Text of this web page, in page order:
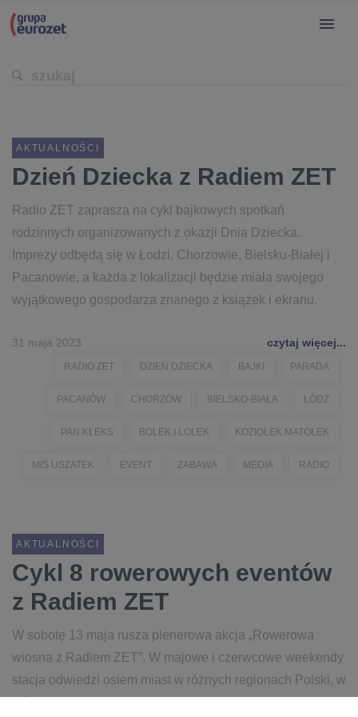
AKTUALNOŚCI
Dzień Dziecka z Radiem ZET
Radio ZET zaprasza na cykl bajkowych spotkań
rodzinnych organizowanych z okazji Dnia Dziecka.
Imprezy odbędą się w Łodzi, Chorzowie, Bielsku-Białej i
Pacanowie, a każda z lokalizacji będzie miała swojego
wyjątkowego gospodarza znanego z książek i ekranu.
31 maja 2023 czytaj więcej...
RADIO ZET DZIEŃ DZIECKA BAJKI PARADA
PACANÓW CHORZÓW BIELSKO-BIAŁA ŁÓDŹ
PAN KLEKS BOLEK I LOLEK KOZIOŁEK MATOŁEK
MIŚ USZATEK EVENT ZABAWA MEDIA RADIO
AKTUALNOŚCI
Cykl 8 rowerowych eventów
z Radiem ZET
W sobotę 13 maja rusza plenerowa akcja „Rowerowa
wiosna z Radiem ZET”. W majowe i czerwcowe weekendy
stacja odwiedzi osiem miast w różnych regionach Polski, w